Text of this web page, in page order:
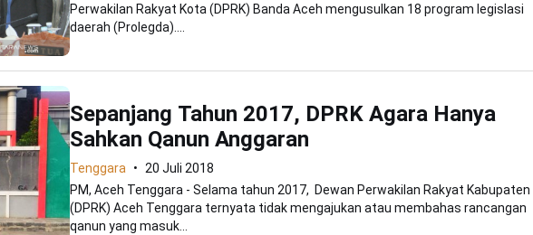
Perwakilan Rakyat Kota (DPRK) Banda Aceh mengusulkan 18 program legislasi
daerah (Prolegda)....
Sepanjang Tahun 2017, DPRK Agara Hanya
Sahkan Qanun Anggaran
Tenggara
20 Juli 2018
PM, Aceh Tenggara - Selama tahun 2017, Dewan Perwakilan Rakyat Kabupaten
(DPRK) Aceh Tenggara ternyata tidak mengajukan atau membahas rancangan
qanun yang masuk...